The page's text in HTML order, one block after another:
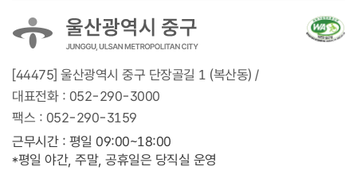
[44475] 울산광역시 중구 단장골길 1 (복산동) /
대표전화 : 052-290-3000
팩스 : 052-290-3159
근무시간 : 평일 09:00~18:00
*평일 야간, 주말, 공휴일은 당직실 운영